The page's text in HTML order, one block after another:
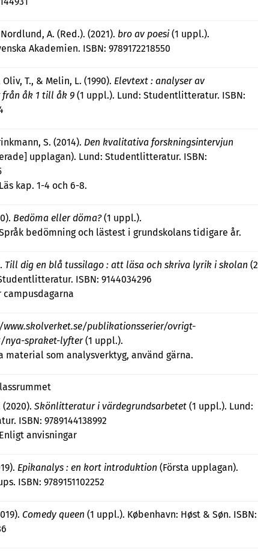
A. (Red.). (2021). bro av poesi(1 uppl.).
Akademien. ISBN: 9789172218550
Oliv, T., & Melin, L. (1990). Elevtext : analyser av
åk 1 till åk 9 (1 uppl.). Lund: Studentlitteratur. ISBN:
S. (2014). Den kvalitativa forskningsintervjun
upplagan). Lund: Studentlitteratur. ISBN:
Läs kap. 1-4 och 6-8.
Bedöma eller döma?(1 uppl.).
bedömning och lästest i grundskolans tidigare år.
Till dig en blå tussilago : att läsa och skriva lyrik i skolan (2
ISBN: 9144034296
publikationsserier/ovrigt-
nya-spraket-lyfter(1 uppl.).
material som analysverktyg, använd gärna.
(2020). Skönlitteratur i värdegrundsarbetet (1 uppl.). Lund:
ISBN: 9789144138992
Enligt anvisningar
Epikanalys : en kort introduktion (Första upplagan).
ISBN: 9789151102252
Comedy queen (1 uppl.). København: Høst & Søn. ISBN: